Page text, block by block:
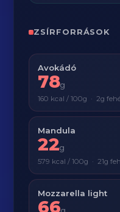
ZSÍRFORRÁSOK
Avokádó
78g
160 kcal / 100g · 2g
Mandula
22g
579 kcal / 100g · 21g
Mozzarella light
66